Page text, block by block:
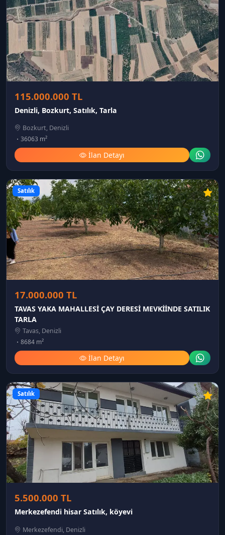
115.000.000 TL
Denizli, Bozkurt, Satılık, Tarla
Bozkurt, Denizli
36063 m²
İlan Detayı
Satılık
17.000.000 TL
TAVAS YAKA MAHALLESİ ÇAY DERESİ MEVKİİNDE SATILIK
TARLA
Tavas, Denizli
8684 m²
İlan Detayı
Satılık
5.500.000 TL
Merkezefendi hisar Satılık, köyevi
Merkezefendi, Denizli